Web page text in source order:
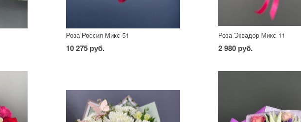
Роза Россия Микс 51
10 275 руб.
Роза Эквадор Микс 11
2 980 руб.